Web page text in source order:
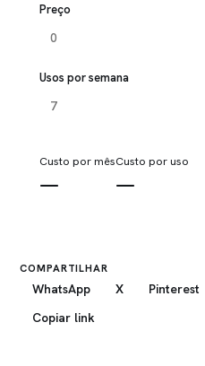
Preço
Usos por semana
Custo por mês
—
Custo por uso
—
COMPARTILHAR
WhatsApp X Pinterest
Copiar link